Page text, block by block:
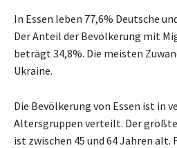
In Essen leben 77,6% Deutsche
Der Anteil der Bevölkerung mit
beträgt 34,8%. Die meisten
Ukraine.
Die Bevölkerung von Essen ist in
Altersgruppen verteilt. Der
ist zwischen 45 und 64 Jahren